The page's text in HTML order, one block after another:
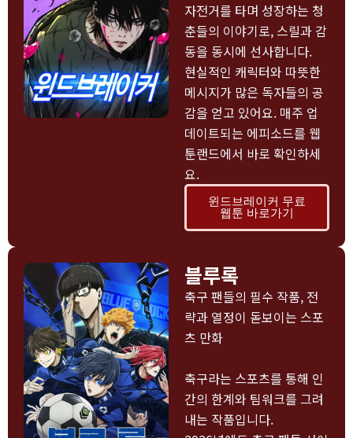
자전거를 타며 성장하는 청
춘들의 이야기로, 스릴과 감
동을 동시에 선사합니다.
현실적인 캐릭터와 따뜻한
메시지가 많은 독자들의 공
감을 얻고 있어요. 매주 업
데이트되는 에피소드를 웹
툰랜드에서 바로 확인하세
요.
윈드브레이커 무료
웹툰 바로가기
블루록
축구 팬들의 필수 작품, 전
략과 열정이 돋보이는 스포
츠 만화
축구라는 스포츠를 통해 인
간의 한계와 팀워크를 그려
내는 작품입니다.